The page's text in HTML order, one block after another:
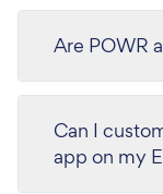
Are POWR
Can I
app on my